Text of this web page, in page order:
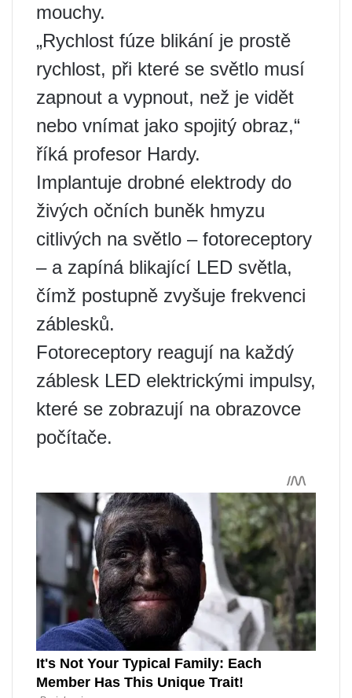
mouchy.
„Rychlost fúze blikání je prostě
rychlost, při které se světlo musí
zapnout a vypnout, než je vidět
nebo vnímat jako spojitý obraz,“
říká profesor Hardy.
Implantuje drobné elektrody do
živých očních buněk hmyzu
citlivých na světlo – fotoreceptory
– a zapíná blikající LED světla,
čímž postupně zvyšuje frekvenci
záblesků.
Fotoreceptory reagují na každý
záblesk LED elektrickými impulsy,
které se zobrazují na obrazovce
počítače.